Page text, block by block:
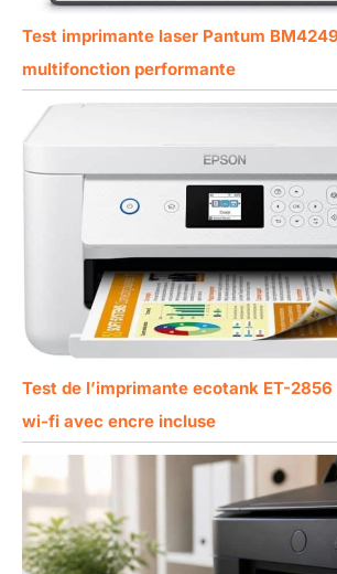
Test imprimante laser Pantum
multifonction performante
Test de l’imprimante ecotank ET-
wi-fi avec encre incluse